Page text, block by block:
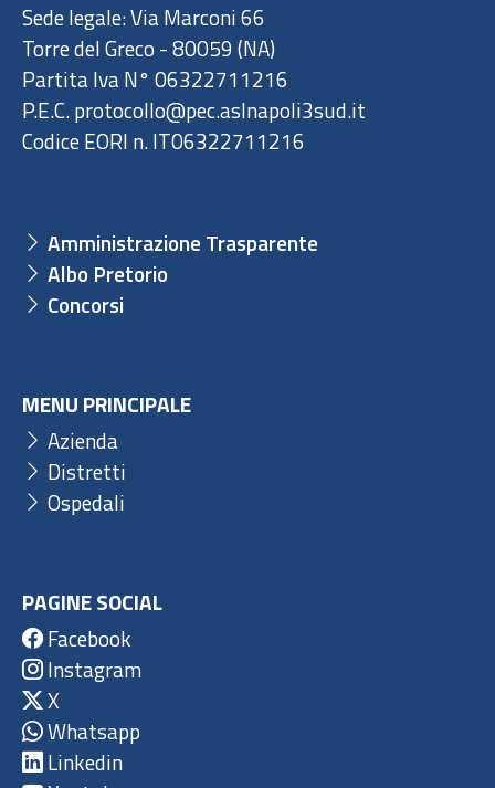
Sede legale: Via Marconi 66
Torre del Greco - 80059 (NA)
Partita Iva N° 06322711216
P.E.C. protocollo@pec.aslnapoli3sud.it
Codice EORI n. IT06322711216
Amministrazione Trasparente
Albo Pretorio
Concorsi
MENU PRINCIPALE
Azienda
Distretti
Ospedali
PAGINE SOCIAL
Facebook
Instagram
X
Whatsapp
Linkedin